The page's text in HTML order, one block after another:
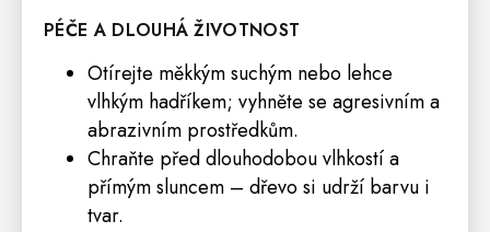
PÉČE A DLOUHÁ ŽIVOTNOST
Otírejte měkkým suchým nebo lehce
vlhkým hadříkem; vyhněte se agresivním a
abrazivním prostředkům.
Chraňte před dlouhodobou vlhkostí a
přímým sluncem – dřevo si udrží barvu i
tvar.